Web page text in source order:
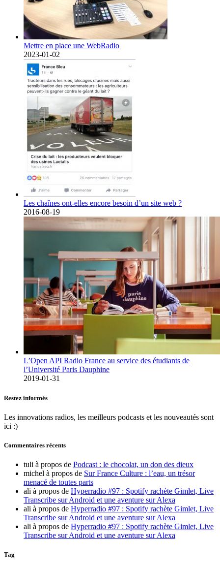
Mettre en place une WebRadio
2023-01-02
Les chaînes ont-elles encore besoin d’un site web ?
2016-08-19
L’Open API Radio France au service des étudiants de
l’Université Paris Dauphine
2019-01-31
Restez informés
Les innovations radios, les meilleurs podcasts et les nouveautés sont
ici :)
Commentaires récents
tuli à propos de Podcast : le chocolat, un don des dieux
michel à propos de Sur France Culture : l’eau, un trésor
menacé de toutes parts
ali à propos de Hyperradio #97 : Spotify rachète Gimlet, Live
Transcribe sur Android et une aventure sur Alexa
ali à propos de Hyperradio #97 : Spotify rachète Gimlet, Live
Transcribe sur Android et une aventure sur Alexa
ali à propos de Hyperradio #97 : Spotify rachète Gimlet, Live
Transcribe sur Android et une aventure sur Alexa
Tag